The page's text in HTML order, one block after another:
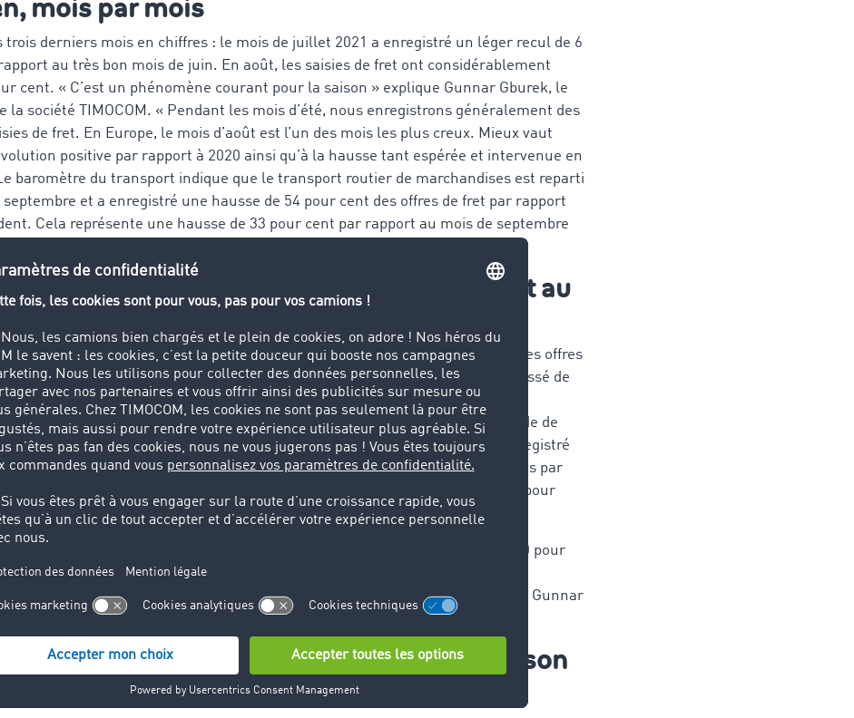
mois par mois
trois derniers mois en chiffres : le mois de juillet 2021 a enregistré un léger recul de 6
au très bon mois de juin. En août, les saisies de fret ont considérablement
cent. « C’est un phénomène courant pour la saison » explique Gunnar Gburek, le
la société TIMOCOM. « Pendant les mois d’été, nous enregistrons généralement des
de fret. En Europe, le mois d’août est l’un des mois les plus creux. Mieux vaut
positive par rapport à 2020 ainsi qu’à la hausse tant espérée et intervenue en
baromètre du transport indique que le transport routier de marchandises est reparti
septembre et a enregistré une hausse de 54 pour cent des offres de fret par rapport
Cela représente une hausse de 33 pour cent par rapport au mois de septembre
enregistrés par l’Allemagne par rapport au
par l’Allemagne au trimestre précédent sont similaires aux chiffres des offres
dans toute l’Europe. Le nombre de fret dans le trafic intérieur a certes baissé de
rapport au second trimestre 2021, mais la hausse par rapport à 2020 est
une hausse des offres de fret de 47 pour cent par rapport à la même période de
(T3 2021 par rapport au T3 2020), le baromètre du transport a même enregistré
2019. Si l’on ventile ces chiffres sur les trois mois d’été, les modifications par
mois de l’année 2020, sont les suivantes : +105 pour cent en juillet, +34 pour
pour cent en septembre.
le mois de septembre a connu la plus forte hausse : avec une hausse de 60 pour
au mois d’août, la tendance croissante est nette. « On peut affirmer qu’en
évolution est en partie due au début des activités de fin d’année », explique Gunnar
les plus importants en comparaison
autres pays